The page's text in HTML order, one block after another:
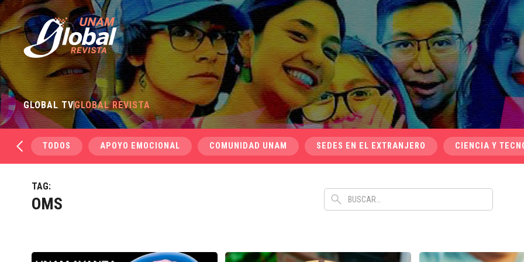
GLOBAL TVGLOBAL REVISTA
TODOS APOYO EMOCIONAL COMUNIDAD UNAM SEDES EN EL EXTRANJERO CIENCIA Y
TAG:
OMS